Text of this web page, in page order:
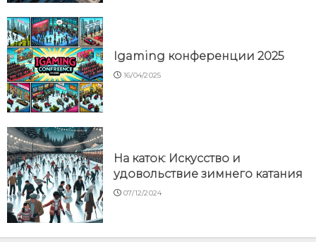
Igaming конференции 2025
16/04/2025
На каток: Искусство и
удовольствие зимнего катания
07/12/2024